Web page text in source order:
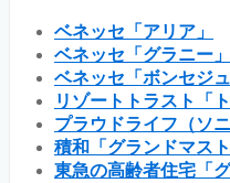
ベネッセ「アリア」
ベネッセ「グラニー
ベネッセ「ボンセジュ
リゾートトラスト「
プラウドライフ（ソ
積和「グランドマスト
東急の高齢者住宅「